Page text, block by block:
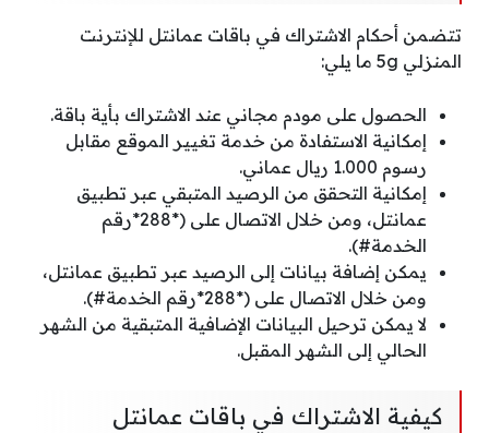
تتضمن أحكام الاشتراك في باقات عمانتل للإنترنت
المنزلي 5g ما يلي:
الحصول على مودم مجاني عند الاشتراك بأية باقة.
إمكانية الاستفادة من خدمة تغيير الموقع مقابل
رسوم 1.000 ريال عماني.
إمكانية التحقق من الرصيد المتبقي عبر تطبيق
عمانتل، ومن خلال الاتصال على (*288*رقم
الخدمة#).
يمكن إضافة بيانات إلى الرصيد عبر تطبيق عمانتل،
ومن خلال الاتصال على (*288*رقم الخدمة#).
لا يمكن ترحيل البيانات الإضافية المتبقية من الشهر
الحالي إلى الشهر المقبل.
كيفية الاشتراك في باقات عمانتل